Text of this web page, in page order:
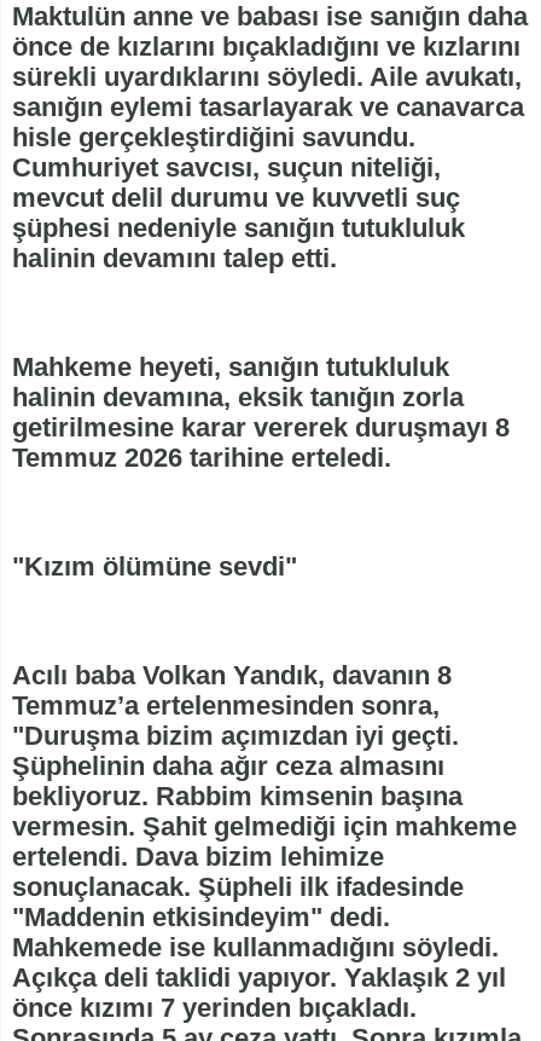
Maktulün anne ve babası ise sanığın daha
önce de kızlarını bıçakladığını ve kızlarını
sürekli uyardıklarını söyledi. Aile avukatı,
sanığın eylemi tasarlayarak ve canavarca
hisle gerçekleştirdiğini savundu.
Cumhuriyet savcısı, suçun niteliği,
mevcut delil durumu ve kuvvetli suç
şüphesi nedeniyle sanığın tutukluluk
halinin devamını talep etti.
Mahkeme heyeti, sanığın tutukluluk
halinin devamına, eksik tanığın zorla
getirilmesine karar vererek duruşmayı 8
Temmuz 2026 tarihine erteledi.
"Kızım ölümüne sevdi"
Acılı baba Volkan Yandık, davanın 8
Temmuz’a ertelenmesinden sonra,
"Duruşma bizim açımızdan iyi geçti.
Şüphelinin daha ağır ceza almasını
bekliyoruz. Rabbim kimsenin başına
vermesin. Şahit gelmediği için mahkeme
ertelendi. Dava bizim lehimize
sonuçlanacak. Şüpheli ilk ifadesinde
"Maddenin etkisindeyim" dedi.
Mahkemede ise kullanmadığını söyledi.
Açıkça deli taklidi yapıyor. Yaklaşık 2 yıl
önce kızımı 7 yerinden bıçakladı.